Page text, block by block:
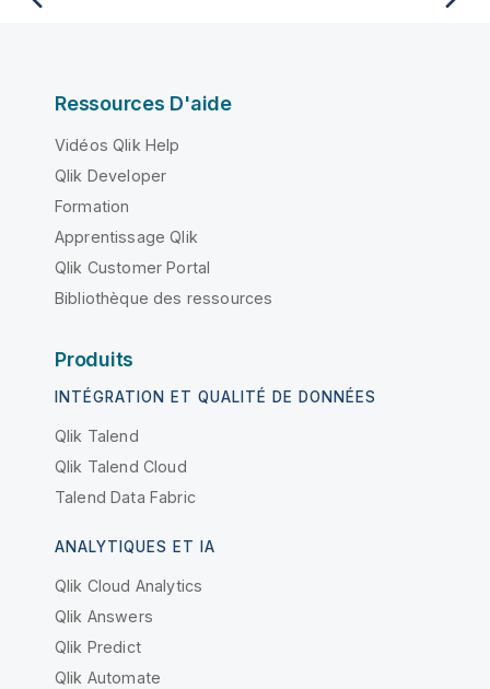
Ressources D'aide
Vidéos Qlik Help
Qlik Developer
Formation
Apprentissage Qlik
Qlik Customer Portal
Bibliothèque des ressources
Produits
INTÉGRATION ET QUALITÉ DE DONNÉES
Qlik Talend
Qlik Talend Cloud
Talend Data Fabric
ANALYTIQUES ET IA
Qlik Cloud Analytics
Qlik Answers
Qlik Predict
Qlik Automate